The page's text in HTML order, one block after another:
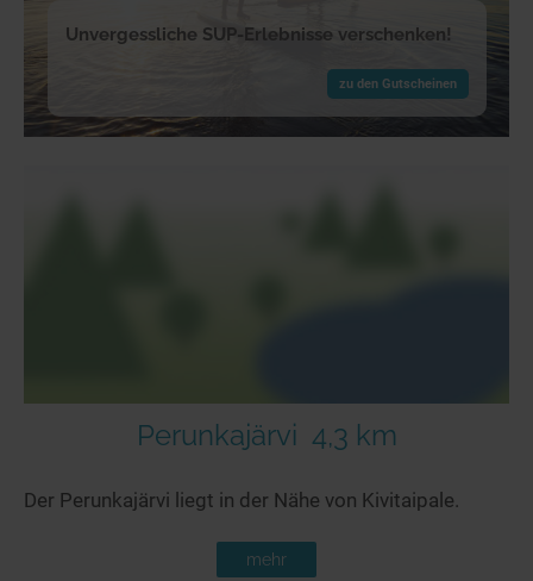
Unvergessliche SUP-Erlebnisse verschenken!
zu den Gutscheinen
Perunkajärvi 4,3 km
Der Perunkajärvi liegt in der Nähe von Kivitaipale.
mehr